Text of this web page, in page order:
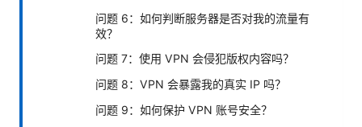
问题 6：如何判断服务器是否对我的流量有
效？
问题 7：使用 VPN 会侵犯版权内容吗？
问题 8：VPN 会暴露我的真实 IP 吗？
问题 9：如何保护 VPN 账号安全？